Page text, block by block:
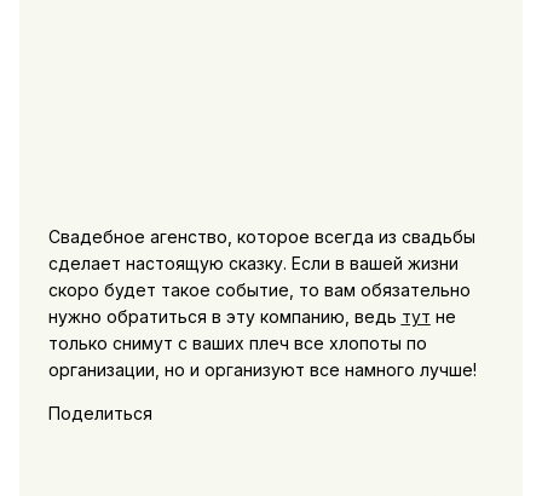
Свадебное агенство, которое всегда из свадьбы
сделает настоящую сказку. Если в вашей жизни
скоро будет такое событие, то вам обязательно
нужно обратиться в эту компанию, ведь тут не
только снимут с ваших плеч все хлопоты по
организации, но и организуют все намного лучше!
Поделиться